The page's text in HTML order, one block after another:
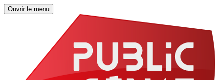
Ouvrir le menu